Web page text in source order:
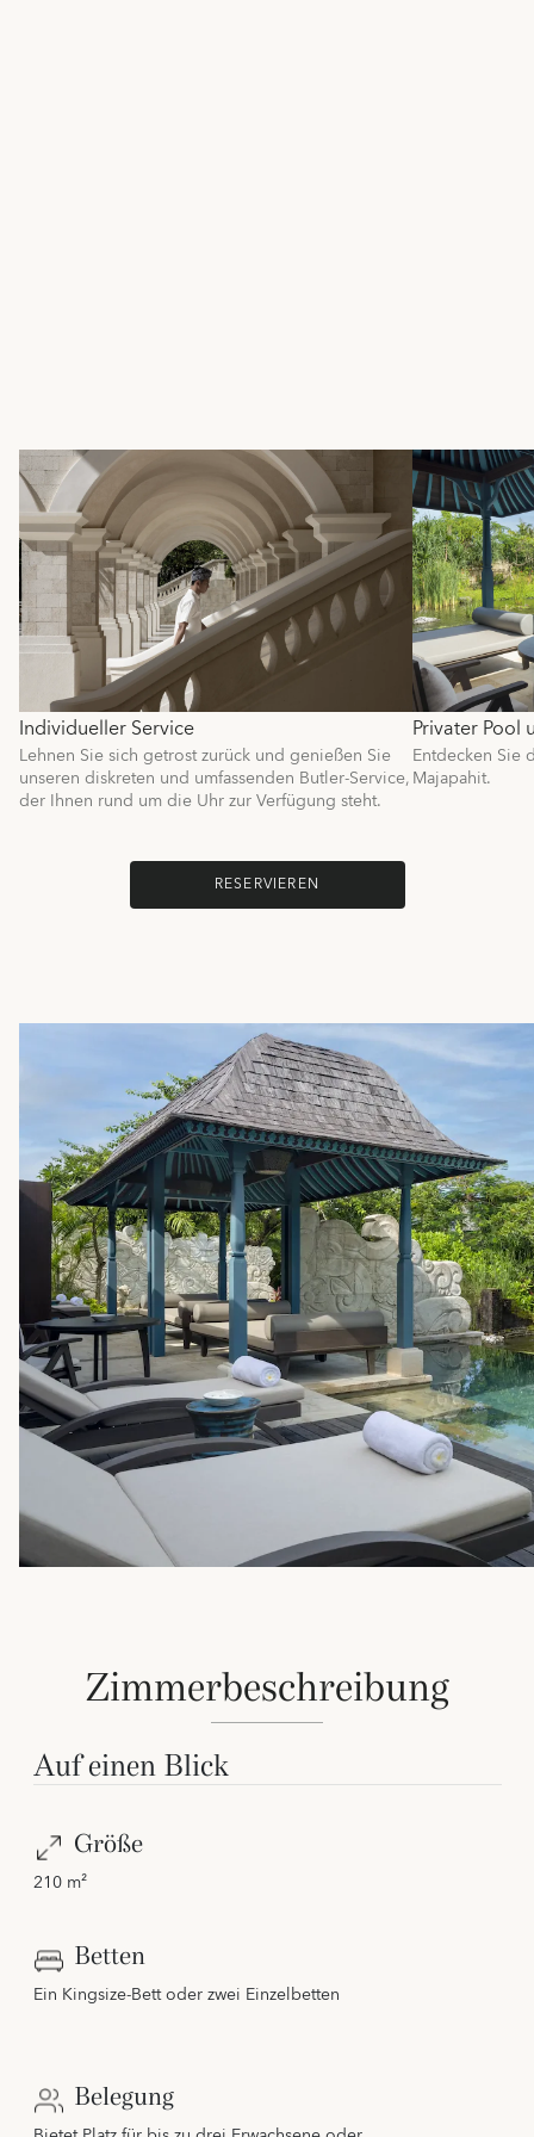
Individueller Service
Lehnen Sie sich getrost zurück und genießen Sie
unseren diskreten und umfassenden Butler-Service,
der Ihnen rund um die Uhr zur Verfügung steht.
Privater Pool
Entdecken Sie
Majapahit.
RESERVIEREN
Zimmerbeschreibung
Auf einen Blick
Größe
210 m²
Betten
Ein Kingsize-Bett oder zwei Einzelbetten
Belegung